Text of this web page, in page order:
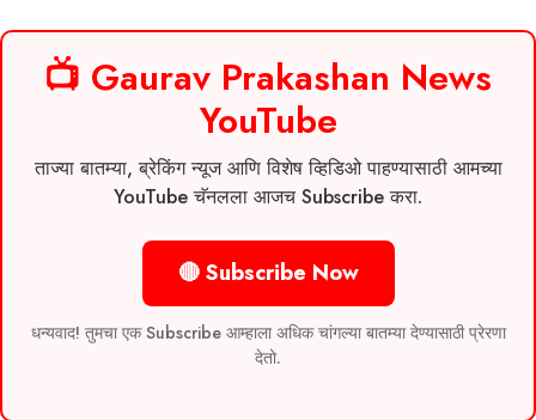
📺 Gaurav Prakashan News
YouTube
ताज्या बातम्या, ब्रेकिंग न्यूज आणि विशेष व्हिडिओ पाहण्यासाठी आमच्या
YouTube चॅनलला आजच Subscribe करा.
🔴 Subscribe Now
धन्यवाद! तुमचा एक Subscribe आम्हाला अधिक चांगल्या बातम्या देण्यासाठी प्रेरणा
देतो.